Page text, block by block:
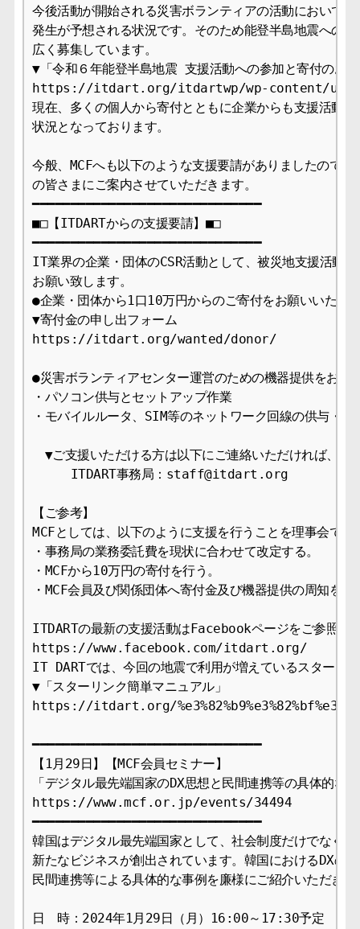
今後活動が開始される災害ボランティアの活動において
発生が予想される状況です。そのため能登半島地震への
広く募集しています。
▼「令和６年能登半島地震 支援活動への参加と寄付のお
https://itdart.org/itdartwp/wp-content/
現在、多くの個人から寄付とともに企業からも支援活動
状況となっております。
今般、MCFへも以下のような支援要請がありましたので、
の皆さまにご案内させていただきます。
━━━━━━━━━━━━━━━━━━━━━━━━━━━━━━
■□【ITDARTからの支援要請】■□
━━━━━━━━━━━━━━━━━━━━━━━━━━━━━━
IT業界の企業・団体のCSR活動として、被災地支援活動
お願い致します。
●企業・団体から1口10万円からのご寄付をお願いいたし
▼寄付金の申し出フォーム
https://itdart.org/wanted/donor/
●災害ボランティアセンター運営のための機器提供をお願
・パソコン供与とセットアップ作業
・モバイルルータ、SIM等のネットワーク回線の供与・貸
▼ご支援いただける方は以下にご連絡いただければ、ご
     ITDART事務局：staff@itdart.org
【ご参考】
MCFとしては、以下のように支援を行うことを理事会で決
・事務局の業務委託費を現状に合わせて改定する。
・MCFから10万円の寄付を行う。
・MCF会員及び関係団体へ寄付金及び機器提供の周知を行
ITDARTの最新の支援活動はFacebookページをご参照く
https://www.facebook.com/itdart.org/
IT DARTでは、今回の地震で利用が増えているスターリ
▼「スターリンク簡単マニュアル」
https://itdart.org/
━━━━━━━━━━━━━━━━━━━━━━━━━━━━━━
【1月29日】【MCF会員セミナー】
「デジタル最先端国家のDX思想と民間連携等の具体的な
https://www.mcf.or.jp/events/34494
━━━━━━━━━━━━━━━━━━━━━━━━━━━━━━
韓国はデジタル最先端国家として、社会制度だけでなく
新たなビジネスが創出されています。韓国におけるDXの
民間連携等による具体的な事例を廉様にご紹介いただきま
日　時：2024年1月29日（月）16:00～17:30予定